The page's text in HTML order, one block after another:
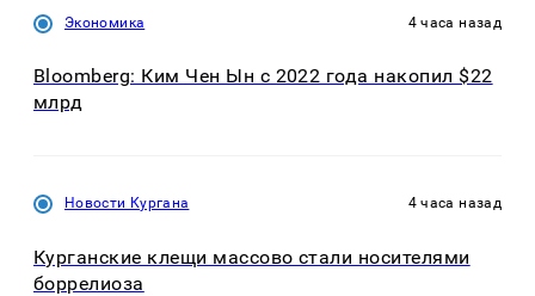
Экономика 4 часа назад
Bloomberg: Ким Чен Ын с 2022 года накопил $22
млрд
Новости Кургана 4 часа назад
Курганские клещи массово стали носителями
боррелиоза